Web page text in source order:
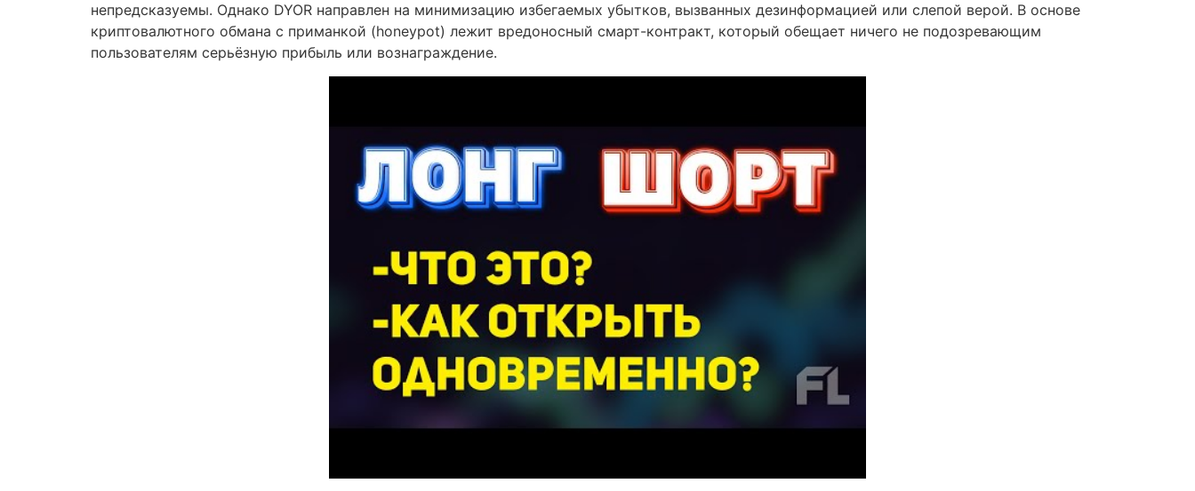
непредсказуемы. Однако DYOR направлен на минимизацию избегаемых убытков, вызванных дезинформацией или слепой верой. В основе
криптовалютного обмана с приманкой (honeypot) лежит вредоносный смарт-контракт, который обещает ничего не подозревающим
пользователям серьёзную прибыль или вознаграждение.